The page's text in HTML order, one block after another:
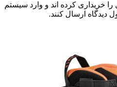
کرده اند و وارد سیستم
ارسال کنند.